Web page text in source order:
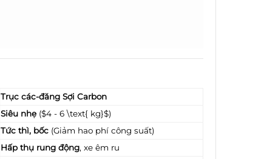
Trục các-đăng Sợi Carbon
Siêu nhẹ ($4 - 6 \text{ kg}$)
Tức thì, bốc (Giảm hao phí công suất)
Hấp thụ rung động, xe êm ru